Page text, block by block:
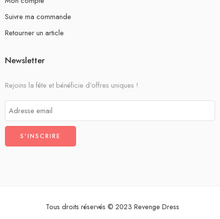
Suivre ma commande
Retourner un article
Newsletter
Rejoins la fête et bénéficie d’offres uniques !
Tous droits réservés © 2023 Revenge Dress